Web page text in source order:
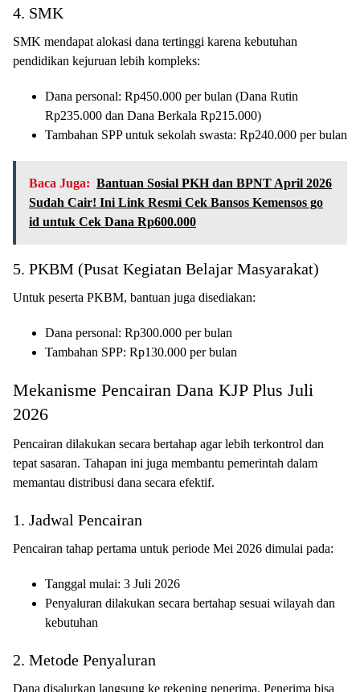
4. SMK
SMK mendapat alokasi dana tertinggi karena kebutuhan
pendidikan kejuruan lebih kompleks:
Dana personal: Rp450.000 per bulan (Dana Rutin
Rp235.000 dan Dana Berkala Rp215.000)
Tambahan SPP untuk sekolah swasta: Rp240.000 per bulan
Baca Juga: Bantuan Sosial PKH dan BPNT April 2026
Sudah Cair! Ini Link Resmi Cek Bansos Kemensos go
id untuk Cek Dana Rp600.000
5. PKBM (Pusat Kegiatan Belajar Masyarakat)
Untuk peserta PKBM, bantuan juga disediakan:
Dana personal: Rp300.000 per bulan
Tambahan SPP: Rp130.000 per bulan
Mekanisme Pencairan Dana KJP Plus Juli
2026
Pencairan dilakukan secara bertahap agar lebih terkontrol dan
tepat sasaran. Tahapan ini juga membantu pemerintah dalam
memantau distribusi dana secara efektif.
1. Jadwal Pencairan
Pencairan tahap pertama untuk periode Mei 2026 dimulai pada:
Tanggal mulai: 3 Juli 2026
Penyaluran dilakukan secara bertahap sesuai wilayah dan
kebutuhan
2. Metode Penyaluran
Dana disalurkan langsung ke rekening penerima. Penerima bisa